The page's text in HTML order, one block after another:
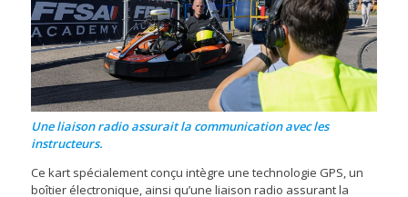
Une liaison radio assurait la communication avec les
instructeurs.
Ce kart spécialement conçu intègre une technologie GPS, un
boîtier électronique, ainsi qu’une liaison radio assurant la